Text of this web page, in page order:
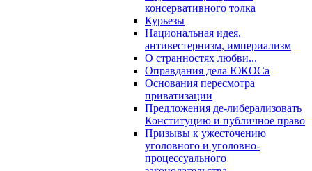
консервативного толка
Курьезы
Национальная идея,
антивестернизм, империализм
О странностях любви...
Оправдания дела ЮКОСа
Основания пересмотра
приватизации
Предложения де-либерализовать
Конституцию и публичное право
Призывы к ужесточению
уголовного и уголовно-
процессуального